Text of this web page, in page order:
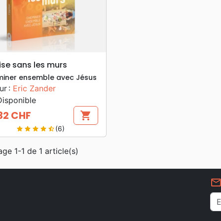
search APERÇU RAPIDE
sans les murs
ensemble avec Jésus
: Eric Zander
CHF shopping_cart
star star star star star_half(6)
1-1 de 1 article(s)
mail_outline